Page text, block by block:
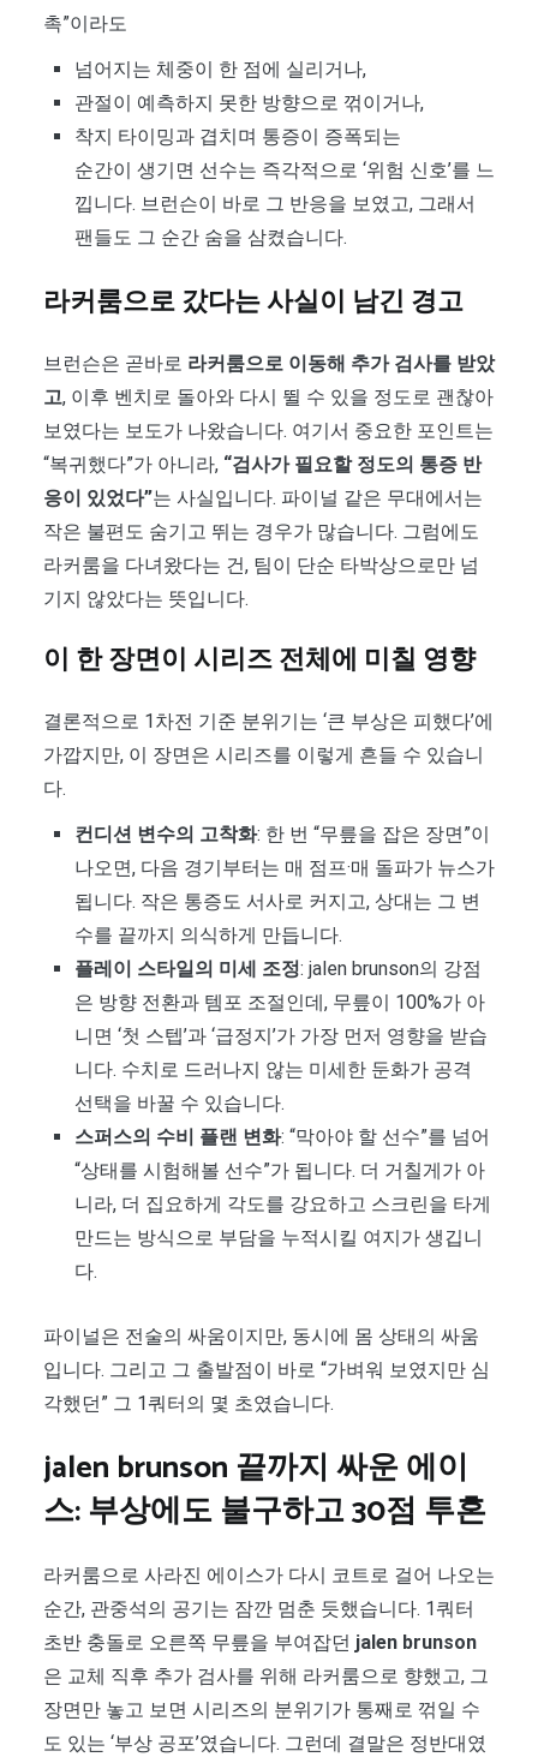
촉”이라도
넘어지는 체중이 한 점에 실리거나,
관절이 예측하지 못한 방향으로 꺾이거나,
착지 타이밍과 겹치며 통증이 증폭되는
순간이 생기면 선수는 즉각적으로 ‘위험 신호’를 느
낍니다. 브런슨이 바로 그 반응을 보였고, 그래서
팬들도 그 순간 숨을 삼켰습니다.
라커룸으로 갔다는 사실이 남긴 경고
브런슨은 곧바로 라커룸으로 이동해 추가 검사를 받았
고, 이후 벤치로 돌아와 다시 뛸 수 있을 정도로 괜찮아
보였다는 보도가 나왔습니다. 여기서 중요한 포인트는
“복귀했다”가 아니라, “검사가 필요할 정도의 통증 반
응이 있었다”는 사실입니다. 파이널 같은 무대에서는
작은 불편도 숨기고 뛰는 경우가 많습니다. 그럼에도
라커룸을 다녀왔다는 건, 팀이 단순 타박상으로만 넘
기지 않았다는 뜻입니다.
이 한 장면이 시리즈 전체에 미칠 영향
결론적으로 1차전 기준 분위기는 ‘큰 부상은 피했다’에
가깝지만, 이 장면은 시리즈를 이렇게 흔들 수 있습니
다.
컨디션 변수의 고착화: 한 번 “무릎을 잡은 장면”이
나오면, 다음 경기부터는 매 점프·매 돌파가 뉴스가
됩니다. 작은 통증도 서사로 커지고, 상대는 그 변
수를 끝까지 의식하게 만듭니다.
플레이 스타일의 미세 조정: jalen brunson의 강점
은 방향 전환과 템포 조절인데, 무릎이 100%가 아
니면 ‘첫 스텝’과 ‘급정지’가 가장 먼저 영향을 받습
니다. 수치로 드러나지 않는 미세한 둔화가 공격
선택을 바꿀 수 있습니다.
스퍼스의 수비 플랜 변화: “막아야 할 선수”를 넘어
“상태를 시험해볼 선수”가 됩니다. 더 거칠게가 아
니라, 더 집요하게 각도를 강요하고 스크린을 타게
만드는 방식으로 부담을 누적시킬 여지가 생깁니
다.
파이널은 전술의 싸움이지만, 동시에 몸 상태의 싸움
입니다. 그리고 그 출발점이 바로 “가벼워 보였지만 심
각했던” 그 1쿼터의 몇 초였습니다.
jalen brunson 끝까지 싸운 에이
스: 부상에도 불구하고 30점 투혼
라커룸으로 사라진 에이스가 다시 코트로 걸어 나오는
순간, 관중석의 공기는 잠깐 멈춘 듯했습니다. 1쿼터
초반 충돌로 오른쪽 무릎을 부여잡던 jalen brunson
은 교체 직후 추가 검사를 위해 라커룸으로 향했고, 그
장면만 놓고 보면 시리즈의 분위기가 통째로 꺾일 수
도 있는 ‘부상 공포’였습니다. 그런데 결말은 정반대였